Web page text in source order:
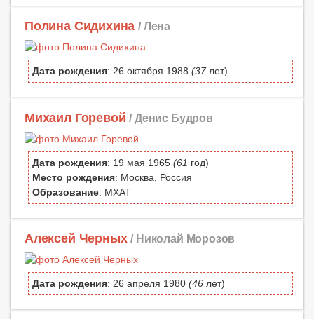
Полина Сидихина / Лена
Дата рождения: 26 октября 1988 (37лет)
Михаил Горевой / Денис Будров
Дата рождения: 19 мая 1965 (61 год)
Место рождения: Москва, Россия
Образование: МХАТ
Алексей Черных / Николай Морозов
Дата рождения: 26 апреля 1980 (46 лет)